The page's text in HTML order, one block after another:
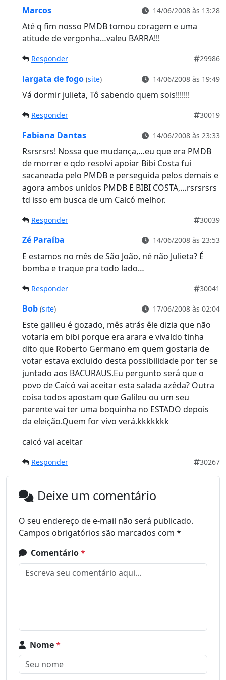
Marcos 14/06/2008 às 13:28
Até q fim nosso PMDB tomou coragem e uma
atitude de vergonha…valeu BARRA!!!
Responder 29986
largata de fogo (site) 14/06/2008 às 19:49
Vá dormir julieta, Tô sabendo quem sois!!!!!!!
Responder 30019
Fabiana Dantas 14/06/2008 às 23:33
Rsrsrsrs! Nossa que mudança,…eu que era PMDB
de morrer e qdo resolvi apoiar Bibi Costa fui
sacaneada pelo PMDB e perseguida pelos demais e
agora ambos unidos PMDB E BIBI COSTA,…rsrsrsrs
td isso em busca de um Caicó melhor.
Responder 30039
Zé Paraíba 14/06/2008 às 23:53
E estamos no mês de São João, né não Julieta? É
bomba e traque pra todo lado…
Responder 30041
Bob (site) 17/06/2008 às 02:04
Este galileu é gozado, mês atrás êle dizia que não
votaria em bibi porque era arara e vivaldo tinha
dito que Roberto Germano em quem gostaria de
votar estava excluido desta possibilidade por ter se
juntado aos BACURAUS.Eu pergunto será que o
povo de Caícó vai aceitar esta salada azêda? Outra
coisa todos apostam que Galileu ou um seu
parente vai ter uma boquinha no ESTADO depois
da eleição.Quem for vivo verá.kkkkkkk
caicó vai aceitar
Responder 30267
Deixe um comentário
O seu endereço de e-mail não será publicado.
Campos obrigatórios são marcados com *
Comentário*
Nome*